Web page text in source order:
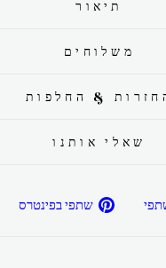
תיאור
משלוחים
& החלפות
שאלי אותנו
שתפ/ישתפי בפינטרס